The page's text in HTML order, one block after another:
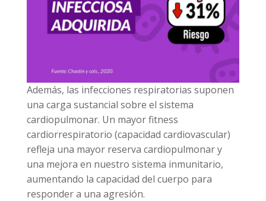
Además, las infecciones respiratorias suponen
una carga sustancial sobre el sistema
cardiopulmonar. Un mayor fitness
cardiorrespiratorio (capacidad cardiovascular)
refleja una mayor reserva cardiopulmonar y
una mejora en nuestro sistema inmunitario,
aumentando la capacidad del cuerpo para
responder a una agresión.